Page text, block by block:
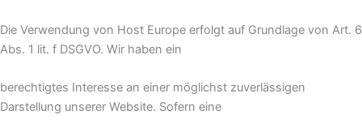
Die Verwendung von Host Europe erfolgt auf Grundlage von Art. 6
Abs. 1 lit. f DSGVO. Wir haben ein
berechtigtes Interesse an einer möglichst zuverlässigen
Darstellung unserer Website. Sofern eine